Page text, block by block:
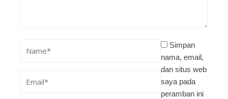
Simpan
nama, email,
dan situs web
saya pada
peramban ini